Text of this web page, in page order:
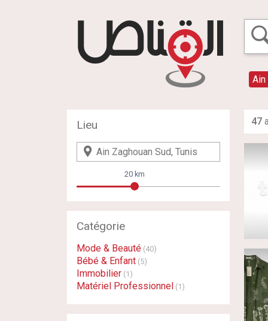
Ain
47
Lieu
20 km
Catégorie
Mode & Beauté (40)
Bébé & Enfant (5)
Immobilier (1)
Matériel Professionnel (1)